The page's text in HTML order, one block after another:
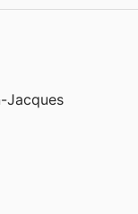
Jacques